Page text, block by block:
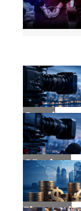
Genel
Gündem